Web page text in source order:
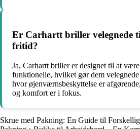
Er Carhartt briller velegnede
fritid?
Ja, Carhartt briller er designet til at
funktionelle, hvilket gør dem
hvor øjenværnsbeskyttelse er
og komfort er i fokus.
Skrue med Pakning: En Guide til